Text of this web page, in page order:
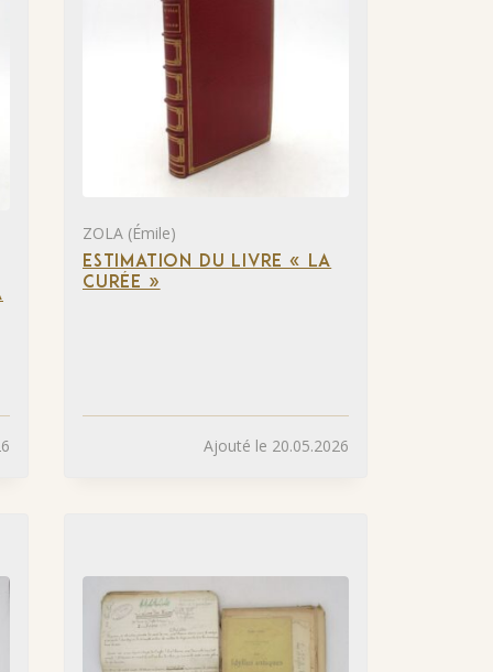
ZOLA (Émile)
ESTIMATION DU LIVRE « LA
CURÉE »
Ajouté le 20.05.2026